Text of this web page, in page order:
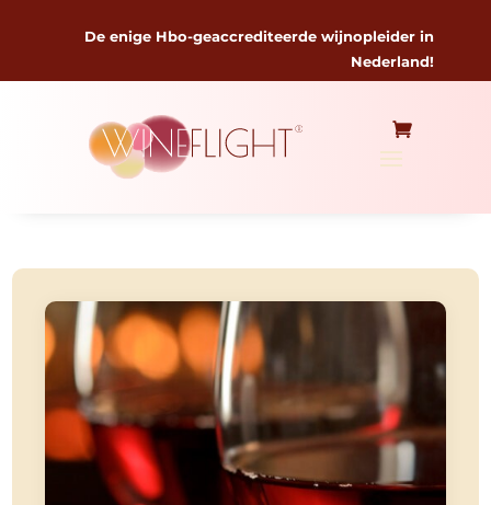
De enige Hbo-geaccrediteerde wijnopleider in
Nederland!